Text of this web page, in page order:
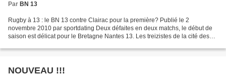
Par BN 13
Rugby à 13 : le BN 13 contre Clairac pour la première? Publié le 2
novembre 2010 par sportdating Deux défaites en deux matchs, le début de
saison est délicat pour le Bretagne Nantes 13. Les treizistes de la cité des
NOUVEAU !!!